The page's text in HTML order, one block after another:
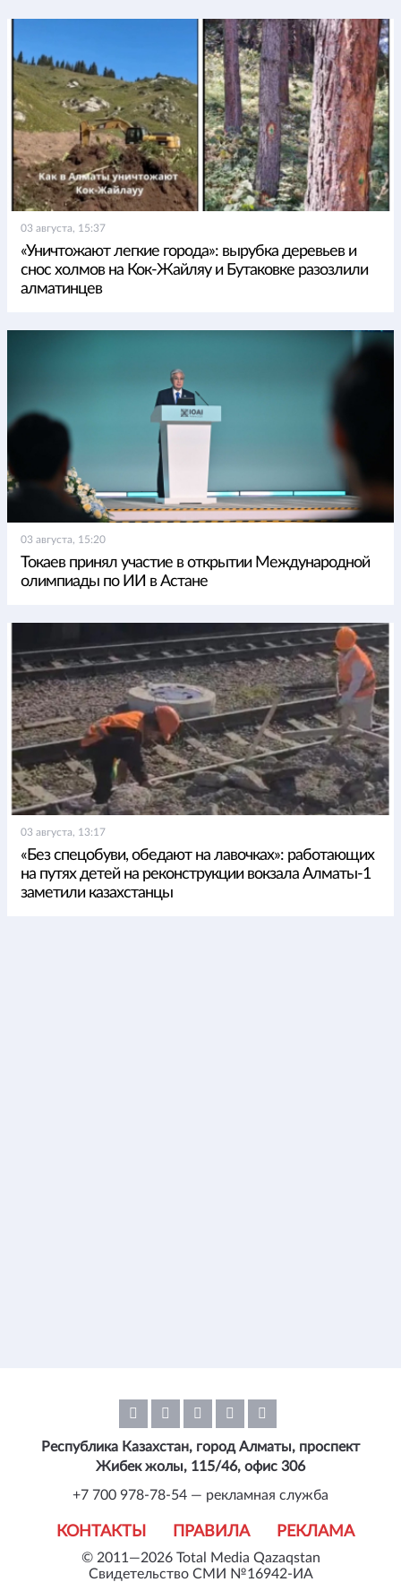
03 августа, 15:37
«Уничтожают легкие города»: вырубка деревьев и
снос холмов на Кок-Жайляу и Бутаковке разозлили
алматинцев
03 августа, 15:20
Токаев принял участие в открытии Международной
олимпиады по ИИ в Астане
03 августа, 13:17
«Без спецобуви, обедают на лавочках»: работающих
на путях детей на реконструкции вокзала Алматы-1
заметили казахстанцы
© 2011—2026 Total Media Qazaqstan
Свидетельство СМИ №16942-ИА
КОНТАКТЫ ПРАВИЛА РЕКЛАМА
Республика Казахстан, город Алматы, проспект
Жибек жолы, 115/46, офис 306
+7 700 978-78-54 — рекламная служба